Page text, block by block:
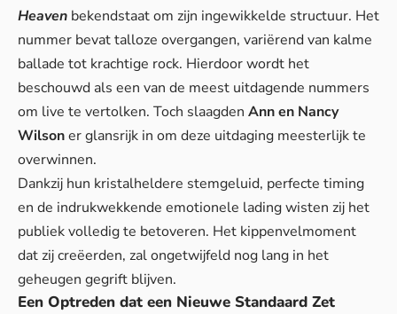
Heaven bekendstaat om zijn ingewikkelde structuur. Het
nummer bevat talloze overgangen, variërend van kalme
ballade tot krachtige rock. Hierdoor wordt het
beschouwd als een van de meest uitdagende nummers
om live te vertolken. Toch slaagden Ann en Nancy
Wilsoner glansrijk in om deze uitdaging meesterlijk te
overwinnen.
Dankzij hun kristalheldere stemgeluid, perfecte timing
en de indrukwekkende emotionele lading wisten zij het
publiek volledig te betoveren. Het kippenvelmoment
dat zij creëerden, zal ongetwijfeld nog lang in het
geheugen gegrift blijven.
Een Optreden dat een Nieuwe Standaard Zet